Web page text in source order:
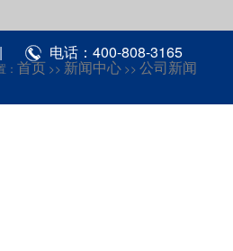
| 电话：400-808-3165
： 首页>> 新闻中心>> 公司新闻